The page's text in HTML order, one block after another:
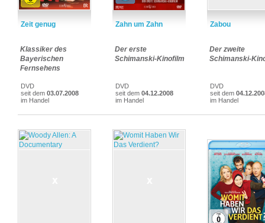
Zeit genug
Klassiker des
Bayerischen
Fernsehens
DVD
seit dem 03.07.2008
im Handel
Zahn um Zahn
Der erste
Schimanski-Kinofilm
DVD
seit dem 04.12.2008
im Handel
Zabou
Der zweite
Schimanski-
DVD
seit dem
im Handel